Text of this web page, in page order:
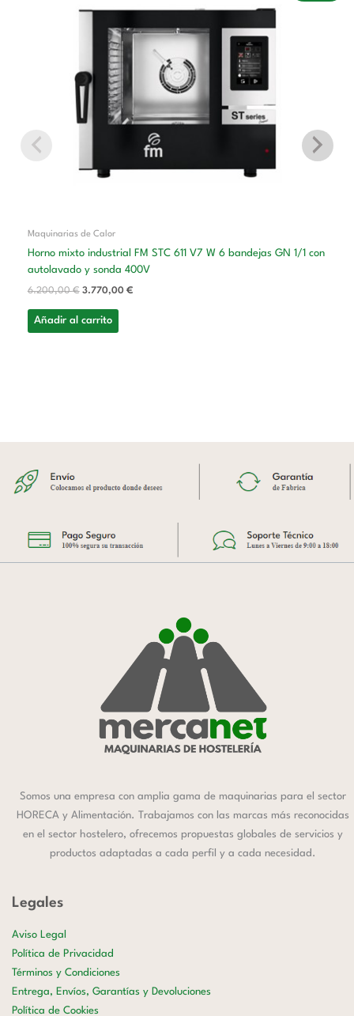
Maquinarias de Calor
Horno mixto industrial FM STC 611 V7 W 6 bandejas GN 1/1 con
autolavado y sonda 400V
6.200,00€
6.200,00 €.
3.770,00 €
3.770,00 €.
Añadir al carrito
Somos una empresa con amplia gama de maquinarias para el sector
HORECA y Alimentación. Trabajamos con las marcas más reconocidas
en el sector hostelero, ofrecemos propuestas globales de servicios y
productos adaptadas a cada perfil y a cada necesidad.
Legales
Aviso Legal
Política de Privacidad
Términos y Condiciones
Entrega, Envíos, Garantías y Devoluciones
Política de Cookies